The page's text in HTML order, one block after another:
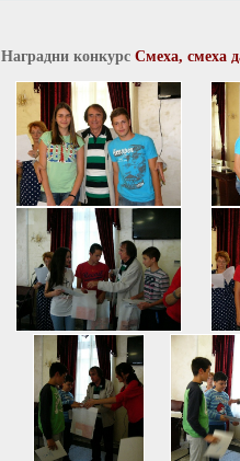
Наградни конкурс Смеха, смеха